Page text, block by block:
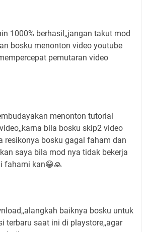
1000% berhasil,,jangan takut mod
bosku menonton video youtube
pemutaran video
menonton tutorial
bila bosku skip2 video
resikonya bosku gagal faham dan
saya bila mod nya tidak bekerja
fahami kan😁🙏
baiknya bosku untuk
terbaru saat ini di playstore,,agar